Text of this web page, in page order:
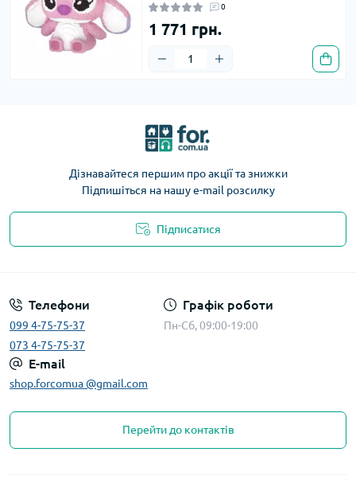
0
1 771 грн.
Дізнавайтеся першим про акції та знижки
Підпишіться на нашу e-mail розсилку
Підписатися
Телефони
099 4-75-75-37
073 4-75-75-37
Графік роботи
Пн-Сб, 09:00-19:00
E-mail
shop.forcomua @gmail.com
Перейти до контактів